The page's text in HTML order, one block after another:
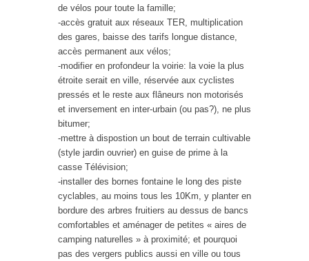
de vélos pour toute la famille;
-accès gratuit aux réseaux TER, multiplication
des gares, baisse des tarifs longue distance,
accès permanent aux vélos;
-modifier en profondeur la voirie: la voie la plus
étroite serait en ville, réservée aux cyclistes
pressés et le reste aux flâneurs non motorisés
et inversement en inter-urbain (ou pas?), ne plus
bitumer;
-mettre à dispostion un bout de terrain cultivable
(style jardin ouvrier) en guise de prime à la
casse Télévision;
-installer des bornes fontaine le long des piste
cyclables, au moins tous les 10Km, y planter en
bordure des arbres fruitiers au dessus de bancs
comfortables et aménager de petites « aires de
camping naturelles » à proximité; et pourquoi
pas des vergers publics aussi en ville ou tous